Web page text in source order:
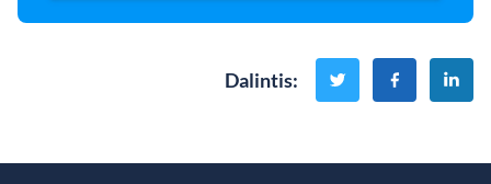
Dalintis: